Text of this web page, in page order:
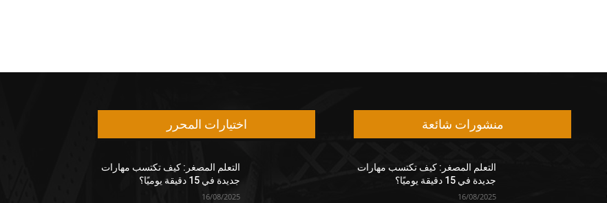
اختيارات المحرر
التعلم المصغر: كيف تكتسب مهارات
جديدة في 15 دقيقة يوميًا؟
16/08/2025
منشورات شائعة
التعلم المصغر: كيف تكتسب مهارات
جديدة في 15 دقيقة يوميًا؟
16/08/2025